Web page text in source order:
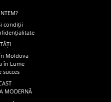
condiții
Moldova
în Lume
succes
MODERNĂ